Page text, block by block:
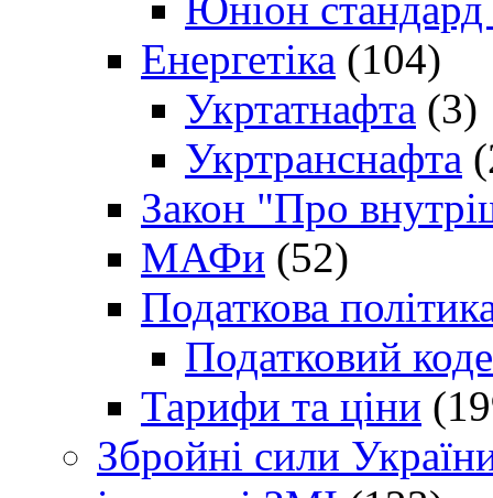
Енергетіка (104)
Укртатнафта (3)
Укртранснафта
Закон "Про
МАФи (52)
Податкова
Податковий
Тарифи та ціни
Збройні сили